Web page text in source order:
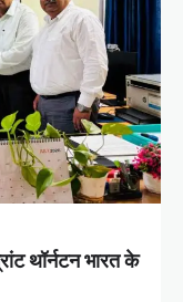
थॉर्नटन भारत के